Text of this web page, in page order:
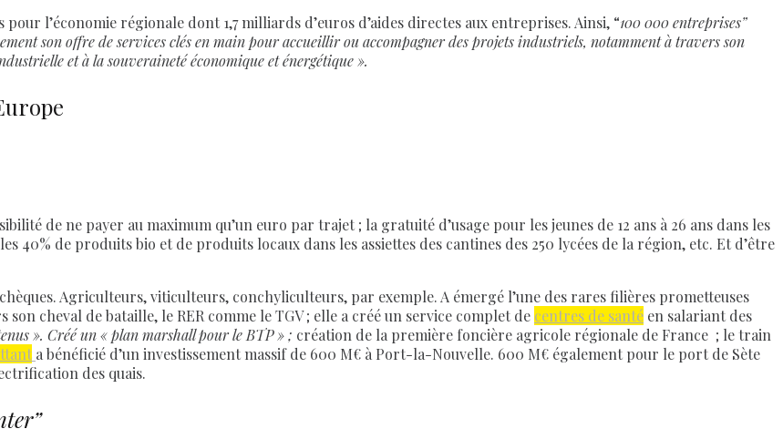
l’économie régionale dont 1,7 milliards d’euros d’aides directes aux entreprises. Ainsi, “100 000 entreprises”
son offre de services clés en main pour accueillir ou accompagner des projets industriels, notamment à travers son
et à la souveraineté économique et énergétique ».
de ne payer au maximum qu’un euro par trajet ; la gratuité d’usage pour les jeunes de 12 ans à 26 ans dans les
de produits bio et de produits locaux dans les assiettes des cantines des 250 lycées de la région, etc. Et d’être
Agriculteurs, viticulteurs, conchyliculteurs, par exemple. A émergé l’une des rares filières prometteuses
cheval de bataille, le RER comme le TGV ; elle a créé un service complet de centres de santé en salariant des
». Créé un « plan marshall pour le BTP » ; création de la première foncière agricole régionale de France ; le train
a bénéficié d’un investissement massif de 600 M€ à Port-la-Nouvelle. 600 M€ également pour le port de Sète
des quais.